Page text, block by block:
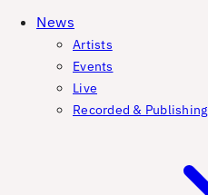
News
Artists
Events
Live
Recorded & Publishing